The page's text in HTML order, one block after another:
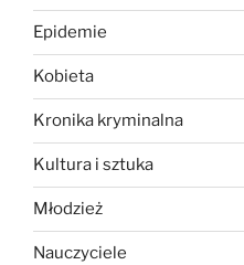
Epidemie
Kobieta
Kronika kryminalna
Kultura i sztuka
Młodzież
Nauczyciele